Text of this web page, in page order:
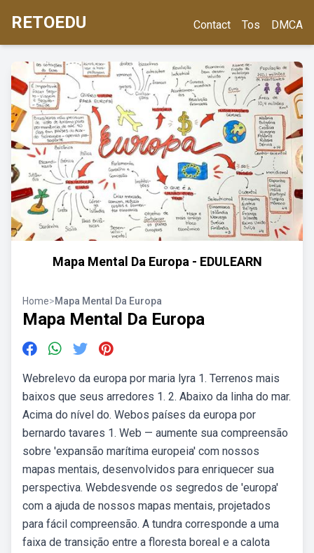
RETOEDU Contact Tos DMCA
Mapa Mental Da Europa - EDULEARN
Home>Mapa Mental Da Europa
Mapa Mental Da Europa
Webrelevo da europa por maria lyra 1. Terrenos mais
baixos que seus arredores 1. 2. Abaixo da linha do mar.
Acima do nível do. Webos países da europa por
bernardo tavares 1. Web — aumente sua compreensão
sobre 'expansão marítima europeia' com nossos
mapas mentais, desenvolvidos para enriquecer sua
perspectiva. Webdesvende os segredos de 'europa'
com a ajuda de nossos mapas mentais, projetados
para fácil compreensão. A tundra corresponde a uma
faixa de transição entre a floresta boreal e a calota